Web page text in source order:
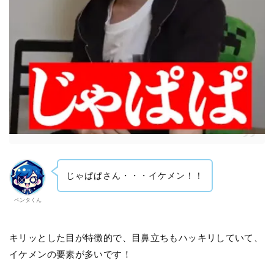
ペンタくん
じゃぱぱさん・・・イケメン！！
キリッとした目が特徴的で、目鼻立ちもハッキリしていて、
イケメンの要素が多いです！